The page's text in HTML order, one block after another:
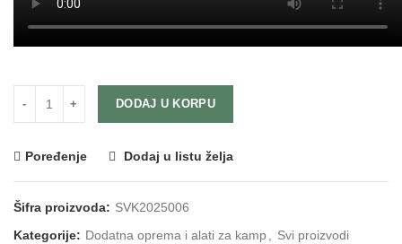
DODAJ U KORPU
Poređenje Dodaj u listu želja
Šifra proizvoda: SVK2025006
Kategorije: Dodatna oprema i alati za kamp, Svi proizvodi